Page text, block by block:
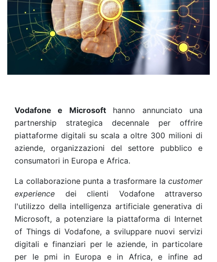
Vodafone e Microsofthanno annunciato una
partnership strategica decennale per offrire
piattaforme digitali su scala a oltre 300 milioni di
aziende, organizzazioni del settore pubblico e
consumatori in Europa e Africa.
La collaborazione punta a trasformare la customer
experience dei clienti Vodafone attraverso
l'utilizzo della intelligenza artificiale generativa di
Microsoft, a potenziare la piattaforma di Internet
of Things di Vodafone, a sviluppare nuovi servizi
digitali e finanziari per le aziende, in particolare
per le pmi in Europa e in Africa, e infine ad